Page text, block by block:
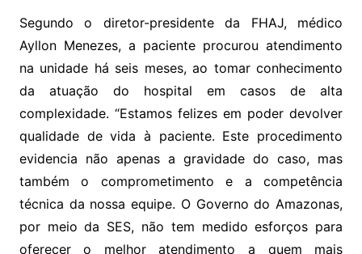
Segundo o diretor-presidente da FHAJ, médico
Ayllon Menezes, a paciente procurou atendimento
na unidade há seis meses, ao tomar conhecimento
da atuação do hospital em casos de alta
complexidade. “Estamos felizes em poder devolver
qualidade de vida à paciente. Este procedimento
evidencia não apenas a gravidade do caso, mas
também o comprometimento e a competência
técnica da nossa equipe. O Governo do Amazonas,
por meio da SES, não tem medido esforços para
oferecer o melhor atendimento a quem mais